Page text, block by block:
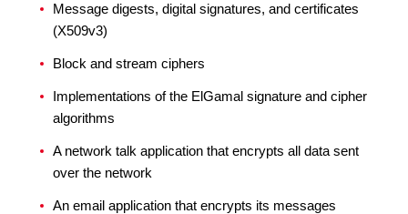
Message digests, digital signatures, and certificates
(X509v3)
Block and stream ciphers
Implementations of the ElGamal signature and cipher
algorithms
A network talk application that encrypts all data sent
over the network
An email application that encrypts its messages